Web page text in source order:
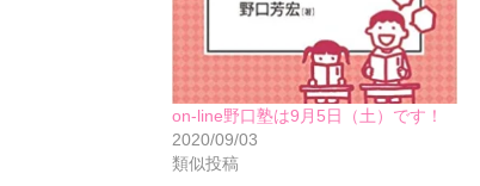
on-line野口塾は9月5日（土）です！
2020/09/03
類似投稿